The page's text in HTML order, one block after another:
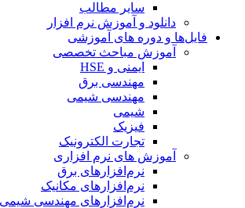
سایر مطالب
دانلود و آموزش نرم افزار
فایل‌ها و دوره های آموزشی
آموزش مباحث تخصصی
ایمنی و HSE
مهندسی برق
مهندسی شیمی
شیمی
فیزیک
تجارت الکترونیک
آموزش های نرم افزاری
نرم‌افزارهای برق
نرم‌افزارهای مکانیک
نرم‌افزارهای مهندسی شیمی